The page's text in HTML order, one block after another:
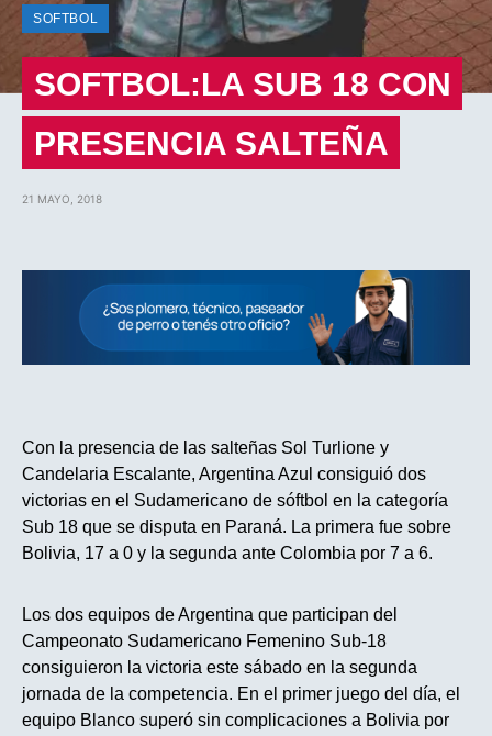
SOFTBOL
SOFTBOL:LA SUB 18 CON
PRESENCIA SALTEÑA
21 MAYO, 2018
Con la presencia de las salteñas Sol Turlione y
Candelaria Escalante, Argentina Azul consiguió dos
victorias en el Sudamericano de sóftbol en la categoría
Sub 18 que se disputa en Paraná. La primera fue sobre
Bolivia, 17 a 0 y la segunda ante Colombia por 7 a 6.
Los dos equipos de Argentina que participan del
Campeonato Sudamericano Femenino Sub-18
consiguieron la victoria este sábado en la segunda
jornada de la competencia. En el primer juego del día, el
equipo Blanco superó sin complicaciones a Bolivia por